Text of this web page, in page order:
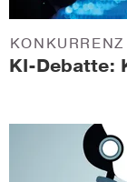
KI-Debatte:
KONKURRENZ